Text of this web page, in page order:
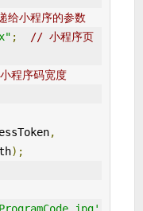
小程序的参数
;
// 小程序页
程序码宽度
,
);